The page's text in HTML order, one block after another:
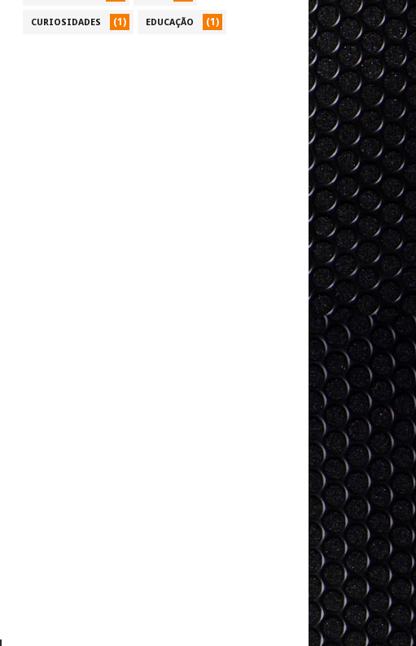
CURIOSIDADES (1) EDUCAÇÃO (1)